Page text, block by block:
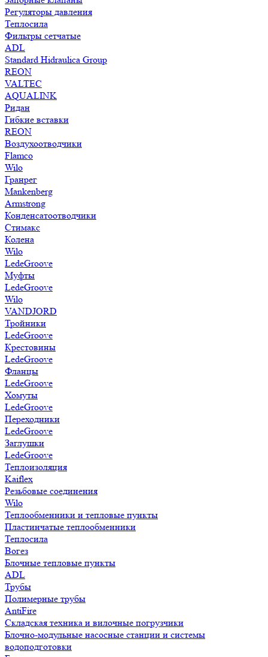
Регуляторы давления
Теплосила
Фильтры сетчатые
ADL
Standard Hidraulica Group
REON
VALTEC
AQUALINK
Ридан
Гибкие вставки
REON
Воздухоотводчики
Flamco
Wilo
Гранрег
Mankenberg
Armstrong
Конденсатоотводчики
Стимакс
Колена
Wilo
LedeGroove
Муфты
LedeGroove
Wilo
VANDJORD
Тройники
LedeGroove
Крестовины
LedeGroove
Фланцы
LedeGroove
Хомуты
LedeGroove
Переходники
LedeGroove
Заглушки
LedeGroove
Теплоизоляция
Kaiflex
Резьбовые соединения
Wilo
Теплообменники и тепловые пункты
Пластинчатые теплообменники
Теплосила
Вогез
Блочные тепловые пункты
ADL
Трубы
Полимерные трубы
AntiFire
Складская техника и вилочные погрузчики
Блочно-модульные насосные станции и системы
водоподготовки